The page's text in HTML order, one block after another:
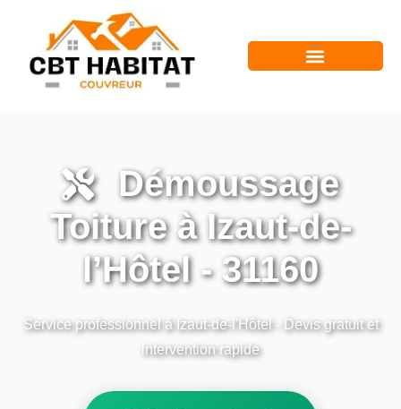
Démoussage
Toiture à Izaut-de-
l’Hôtel - 31160
Service professionnel à Izaut-de-l'Hôtel - Devis gratuit et
intervention rapide